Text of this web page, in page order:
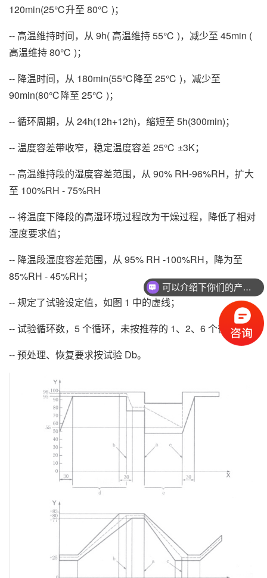
120min(25℃升至 80℃ )；
-- 高温维持时间，从 9h( 高温维持 55℃ )，减少至 45min (
高温维持 80℃ )；
-- 降温时间，从 180min(55℃降至 25℃ )，减少至
90min(80℃降至 25℃ )；
-- 循环周期，从 24h(12h+12h)，缩短至 5h(300min)；
-- 温度容差带收窄，稳定温度容差 25℃ ±3K；
-- 高温维持段的湿度容差范围，从 90% RH-96%RH，扩大
至 100%RH - 75%RH
-- 将温度下降段的高湿环境过程改为干燥过程，降低了相对
湿度要求值；
-- 降温段湿度容差范围，从 95% RH -100%RH，降为至
85%RH - 45%RH；
-- 规定了试验设定值，如图 1 中的虚线；
-- 试验循环数，5 个循环，未按推荐的 1、2、6 个循环；
-- 预处理、恢复要求按试验 Db。
可以介绍下你们的产品么